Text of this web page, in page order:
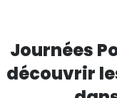
Journées
découvrir